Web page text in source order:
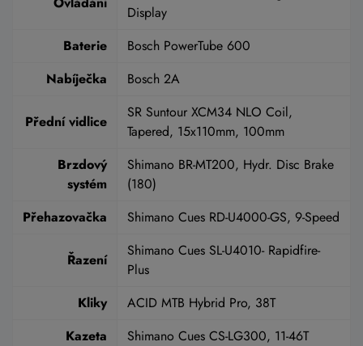
Display
Baterie
Bosch PowerTube 600
Nabíječka
Bosch 2A
Přední vidlice
SR Suntour XCM34 NLO Coil,
Tapered, 15x110mm, 100mm
Brzdový
systém
Shimano BR-MT200, Hydr. Disc Brake
(180)
Přehazovačka
Shimano Cues RD-U4000-GS, 9-Speed
Řazení
Shimano Cues SL-U4010- Rapidfire-
Plus
Kliky
ACID MTB Hybrid Pro, 38T
Kazeta
Shimano Cues CS-LG300, 11-46T